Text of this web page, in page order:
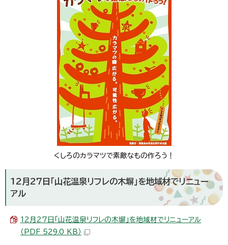
くしろのカラマツで素敵なもの作ろう！
12月27日「山花温泉リフレの木塀」を地域材でリニュー
アル
12月27日「山花温泉リフレの木塀」を地域材でリニューアル
（PDF 529.0 KB）